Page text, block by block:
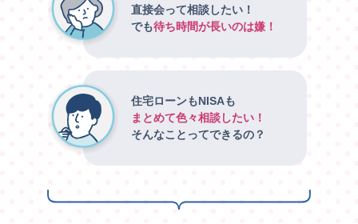
直接会って相談したい！
でも待ち時間が長いのは嫌！
住宅ローンもNISAも
まとめて色々相談したい！
そんなことってできるの？